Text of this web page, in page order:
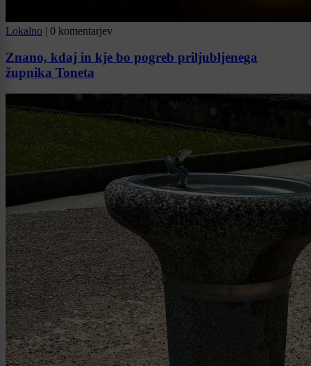
Lokalno | 0 komentarjev
Znano, kdaj in kje bo pogreb priljubljenega
župnika Toneta